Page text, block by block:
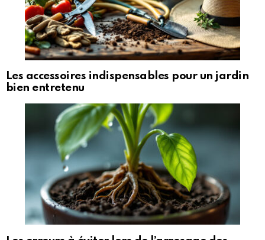
Les accessoires indispensables pour un jardin
bien entretenu